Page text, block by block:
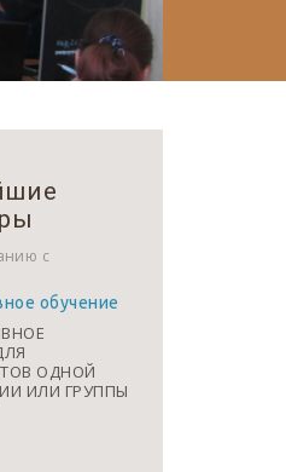
с
обучение
ОДНОЙ
ИЛИ ГРУППЫ